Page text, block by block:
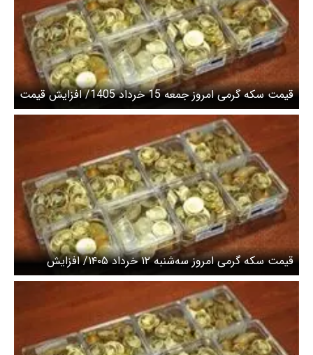
قیمت سکه گرمی امروز جمعه 15 خرداد 1405/ افزایش قیمت
سکه
قیمت سکه گرمی امروز سه‌شنبه ۱۲ خرداد ۱۴۰۵/ افزایش
قیمت سکه